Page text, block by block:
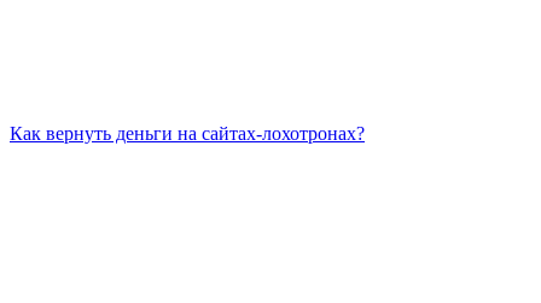
Как вернуть деньги на сайтах-лохотронах?